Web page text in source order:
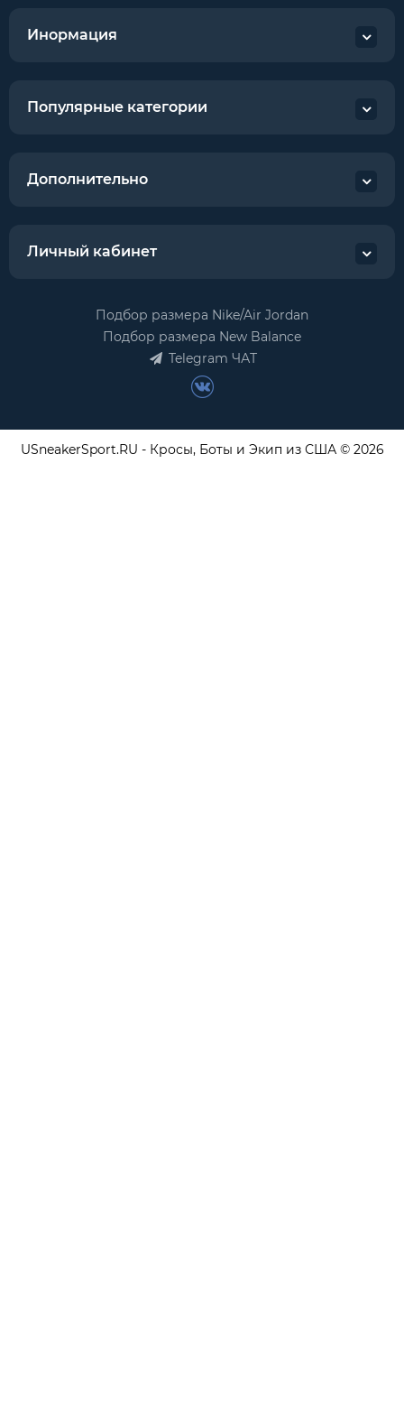
Инормация
Популярные категории
Дополнительно
Личный кабинет
Подбор размера Nike/Air Jordan
Подбор размера New Balance
Telegram ЧАТ
USneakerSport.RU - Кросы, Боты и Экип из США © 2026